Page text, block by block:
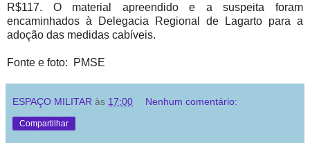
R$117. O material apreendido e a suspeita foram
encaminhados à Delegacia Regional de Lagarto para a
adoção das medidas cabíveis.
Fonte e foto: PMSE
ESPAÇO MILITAR às 17:00 Nenhum comentário:
Compartilhar